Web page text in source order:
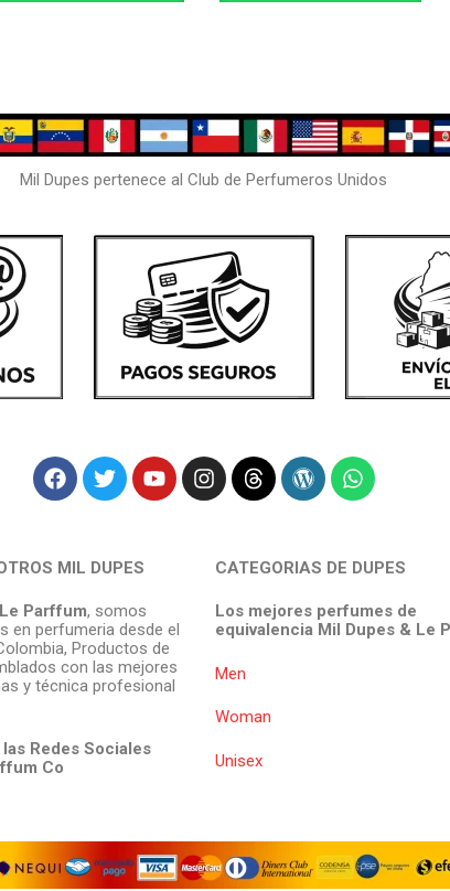
Mil Dupes pertenece al Club de Perfumeros Unidos
MIL DUPES
Parffum, somos
en perfumeria desde el
Productos de
con las mejores
y técnica profesional
Redes Sociales
Co
CATEGORIAS DE DUPES
Los mejores perfumes de
equivalencia Mil Dupes & Le
Men
Woman
Unisex